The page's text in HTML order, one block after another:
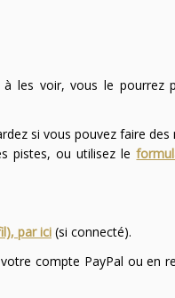
les voir, vous le pourrez
si vous pouvez faire
pistes, ou utilisez le
par ici(si connecté).
compte PayPal ou en